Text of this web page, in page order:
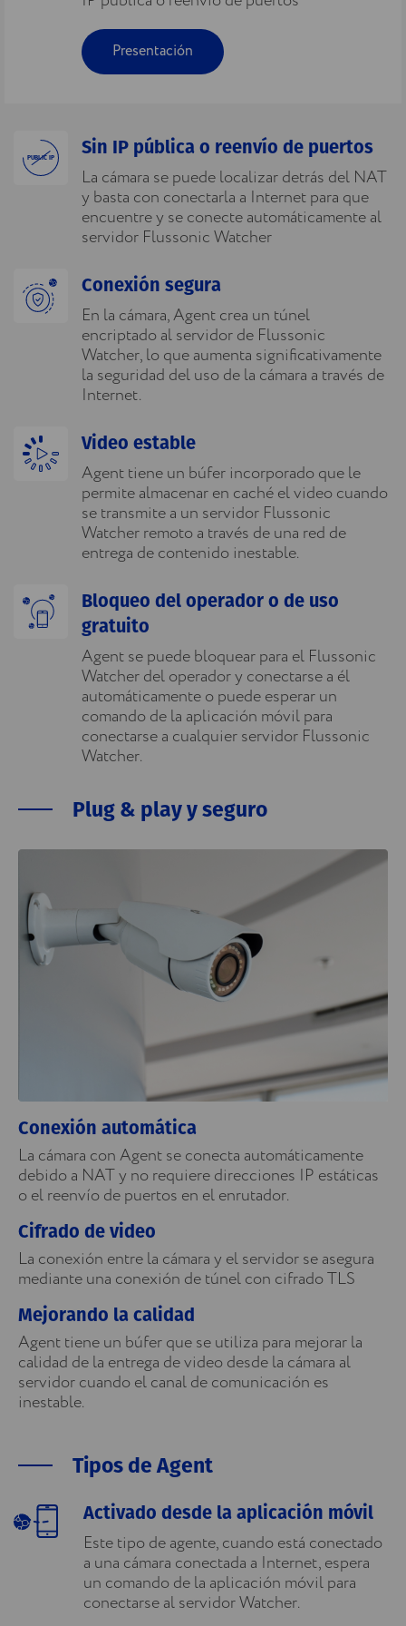
Presentación
PUBLIC IP
Sin IP pública o reenvío de puertos
La cámara se puede localizar detrás del NAT
y basta con conectarla a Internet para que
encuentre y se conecte automáticamente al
servidor Flussonic Watcher
Conexión segura
En la cámara, Agent crea un túnel
encriptado al servidor de Flussonic
Watcher, lo que aumenta significativamente
la seguridad del uso de la cámara a través de
Internet.
Video estable
Agent tiene un búfer incorporado que le
permite almacenar en caché el video cuando
se transmite a un servidor Flussonic
Watcher remoto a través de una red de
entrega de contenido inestable.
Bloqueo del operador o de uso
gratuito
Agent se puede bloquear para el Flussonic
Watcher del operador y conectarse a él
automáticamente o puede esperar un
comando de la aplicación móvil para
conectarse a cualquier servidor Flussonic
Watcher.
Plug & play y seguro
Conexión automática
La cámara con Agent se conecta automáticamente
debido a NAT y no requiere direcciones IP estáticas
o el reenvío de puertos en el enrutador.
Cifrado de video
La conexión entre la cámara y el servidor se asegura
mediante una conexión de túnel con cifrado TLS
Mejorando la calidad
Agent tiene un búfer que se utiliza para mejorar la
calidad de la entrega de video desde la cámara al
servidor cuando el canal de comunicación es
inestable.
Tipos de Agent
Activado desde la aplicación móvil
Este tipo de agente, cuando está conectado
a una cámara conectada a Internet, espera
un comando de la aplicación móvil para
conectarse al servidor Watcher.